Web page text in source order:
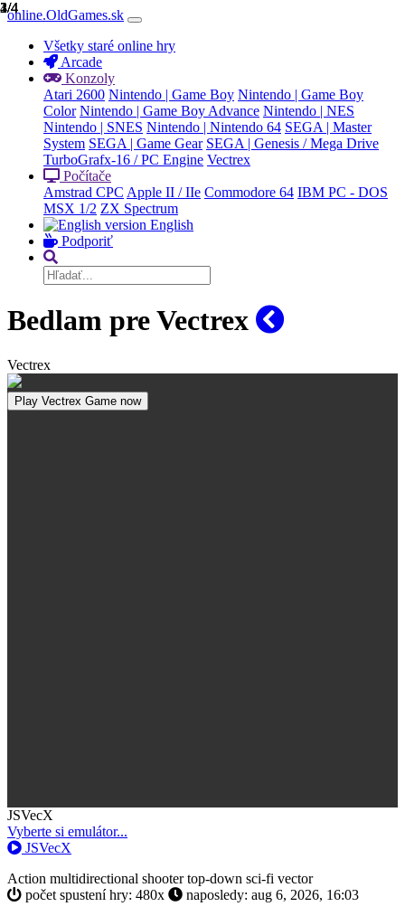
online.OldGames.sk
Všetky staré online hry
Arcade
Konzoly
Atari 2600 Nintendo | Game Boy Nintendo | Game Boy
Color Nintendo | Game Boy Advance Nintendo | NES
Nintendo | SNES Nintendo | Nintendo 64 SEGA | Master
System SEGA | Game Gear SEGA | Genesis / Mega Drive
TurboGrafx-16 / PC Engine Vectrex
Počítače
Amstrad CPC Apple II / IIe Commodore 64 IBM PC - DOS
MSX 1/2 ZX Spectrum
English
Podporiť
Bedlam pre Vectrex
Vectrex
Play Vectrex Game now
JSVecX
Dropdown
Vyberte si emulátor...
JSVecX
Action multidirectional shootertop-down sci-fi vector
počet spustení hry: 480x
naposledy: aug 6, 2026, 16:03
1/4
2/4
3/4
4/4